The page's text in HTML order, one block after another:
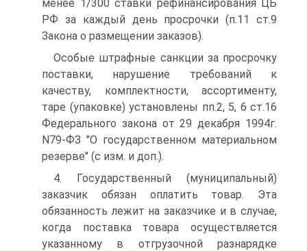
менее 1/300 ставки рефинансирования ЦБ
РФ за каждый день просрочки (п.11 ст.9
Закона о размещении заказов).
Особые штрафные санкции за просрочку
поставки, нарушение требований к
качеству, комплектности, ассортименту,
таре (упаковке) установлены пп.2, 5, 6 ст.16
Федерального закона от 29 декабря 1994г.
N79-ФЗ "О государственном материальном
резерве" (с изм. и доп.).
4. Государственный (муниципальный)
заказчик обязан оплатить товар. Эта
обязанность лежит на заказчике и в случае,
когда поставка товара осуществляется
указанному в отгрузочной разнарядке